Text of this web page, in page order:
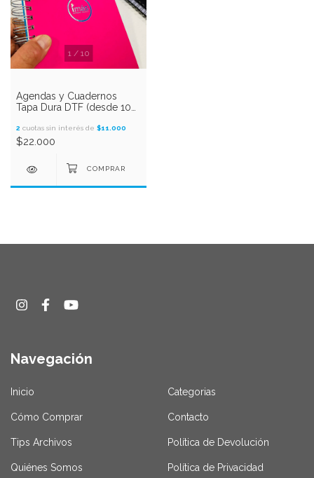
1 / 10
Agendas y Cuadernos
Tapa Dura DTF (desde 10
2 cuotas sin interés de $11.000
$22.000
Navegación
Inicio Categorias
Cómo Comprar Contacto
Tips Archivos Política de Devolución
Quiénes Somos Política de Privacidad